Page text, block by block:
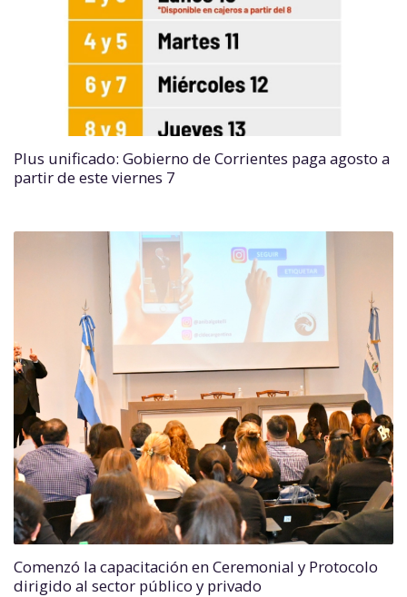
Plus unificado: Gobierno de Corrientes paga agosto a
partir de este viernes 7
Comenzó la capacitación en Ceremonial y Protocolo
dirigido al sector público y privado